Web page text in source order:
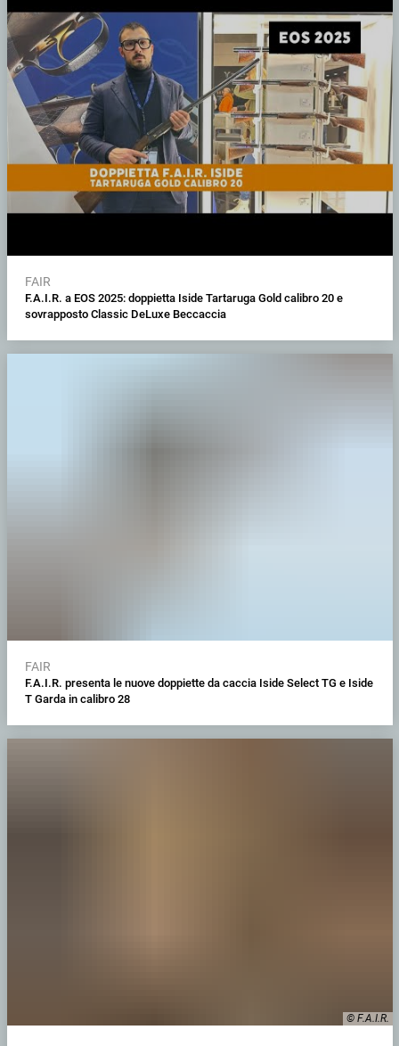
FAIR
F.A.I.R. a EOS 2025: doppietta Iside Tartaruga Gold calibro 20 e
sovrapposto Classic DeLuxe Beccaccia
FAIR
F.A.I.R. presenta le nuove doppiette da caccia Iside Select TG e Iside
T Garda in calibro 28
© F.A.I.R.